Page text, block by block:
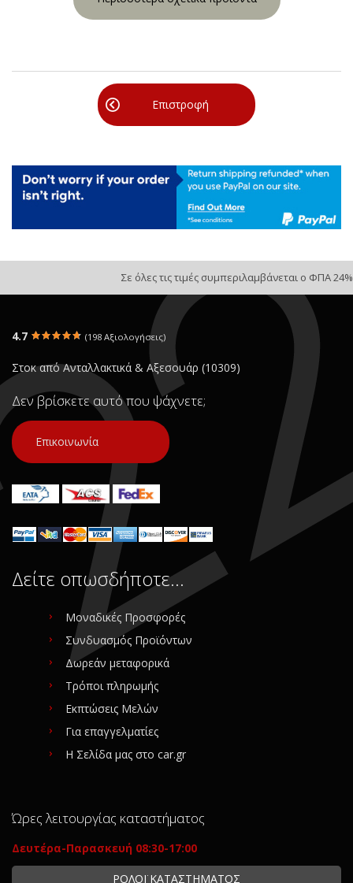
Επιστροφή
Σε όλες τις τιμές συμπεριλαμβάνεται ο ΦΠΑ 24%
4.7 (198 Αξιολογήσεις)
Στοκ από Ανταλλακτικά & Αξεσουάρ (10309)
Δεν βρίσκετε αυτό που ψάχνετε;
Επικοινωνία
Δείτε οπωσδήποτε…
Μοναδικές Προσφορές
Συνδυασμός Προϊόντων
Δωρεάν μεταφορικά
Τρόποι πληρωμής
Εκπτώσεις Μελών
Για επαγγελματίες
Η Σελίδα μας στο car.gr
Ώρες λειτουργίας καταστήματος
Δευτέρα-Παρασκευή 08:30-17:00
ΡΟΛΟΪ ΚΑΤΑΣΤΗΜΑΤΟΣ